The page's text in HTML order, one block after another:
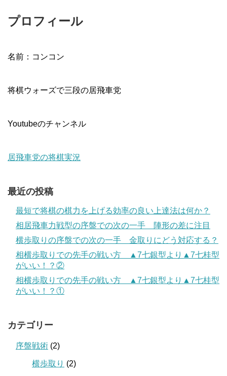
プロフィール
名前：コンコン
将棋ウォーズで三段の居飛車党
Youtubeのチャンネル
居飛車党の将棋実況
最近の投稿
最短で将棋の棋力を上げる効率の良い上達法は何か？
相居飛車力戦型の序盤での次の一手 陣形の差に注目
横歩取りの序盤での次の一手 金取りにどう対応する？
相横歩取りでの先手の戦い方 ▲7七銀型より▲7七桂型
がいい！？②
相横歩取りでの先手の戦い方 ▲7七銀型より▲7七桂型
がいい！？①
カテゴリー
序盤戦術 (2)
横歩取り (2)